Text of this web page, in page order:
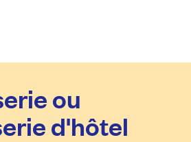
ou
d'hôtel